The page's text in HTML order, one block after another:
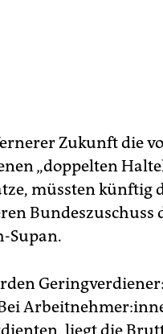
Zukunft die
„doppelten
müssten künftig
Bundeszuschuss
Supan.
liegt die